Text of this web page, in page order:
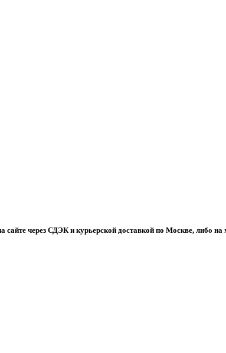
через СДЭК и курьерской доставкой по Москве, либо на